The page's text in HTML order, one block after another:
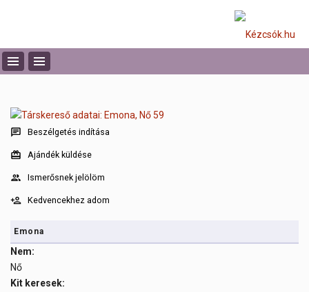
Beszélgetés indítása
Ajándék küldése
Ismerősnek jelölöm
Kedvencekhez adom
Emona
Nem:
Nő
Kit keresek: